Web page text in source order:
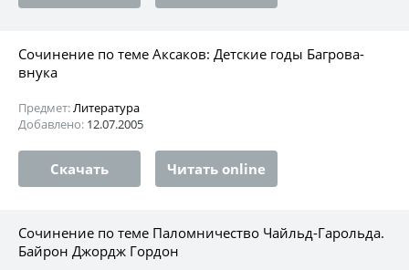
Сочинение по теме Аксаков: Детские годы Багрова-
внука
Предмет:Литература
Добавлено: 12.07.2005
Скачать Читать online
Сочинение по теме Паломничество Чайльд-Гарольда.
Байрон Джордж Гордон